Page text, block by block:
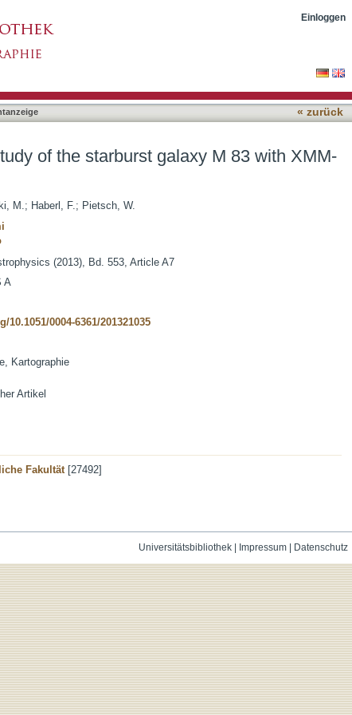
Einloggen
« zurück
of the starburst galaxy M 83 with XMM-
M.; Haberl, F.; Pietsch, W.
(2013), Bd. 553, Article A7
A
10.1051/0004-6361/201321035
Kartographie
Artikel
Fakultät[27492]
Universitätsbibliothek| Impressum| Datenschutz